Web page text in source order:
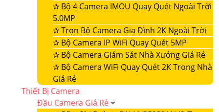
✰ Bộ 4 Camera IMOU Quay Quét Ngoài Trời
5.0MP
✰Trọn Bộ Camera Gia Đình 2K Ngoài Trời
✰ Bộ Camera IP WiFi Quay Quét 5MP
✰ Bộ Camera Giám Sát Nhà Xưởng Giá Rẻ
✰ Bộ Camera WiFi Quay Quét 2K Trong Nhà
Giá Rẻ
Thiết Bị Camera
Đầu Camera Giá Rẻ